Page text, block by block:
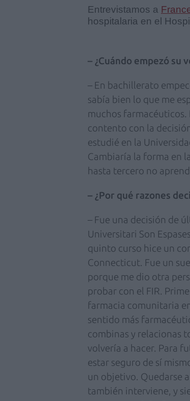
Entrevistamos a
hospitalaria en el
– ¿Cuándo empezó su
– En bachillerato
sabía bien lo que me
muchos farmacéuticos.
contento con la
estudié en la
Cambiaría la forma en
hasta tercero no
– ¿Por qué razones
– Fue una decisión de
Universitari Son
quinto curso hice un
Connecticut. Fue un
porque me dio otra
probar con el FIR.
farmacia comunitaria
sentido más
combinas y relacionas
volvería a hacer. Para
estar seguro de sí
un objetivo. Quedarse
también interviene, y